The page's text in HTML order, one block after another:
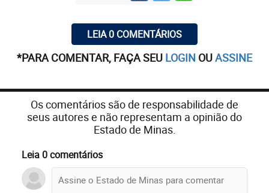
LEIA 0 COMENTÁRIOS
*PARA COMENTAR, FAÇA SEU LOGIN OUASSINE
Os comentários são de responsabilidade de
seus autores e não representam a opinião do
Estado de Minas.
Leia 0 comentários